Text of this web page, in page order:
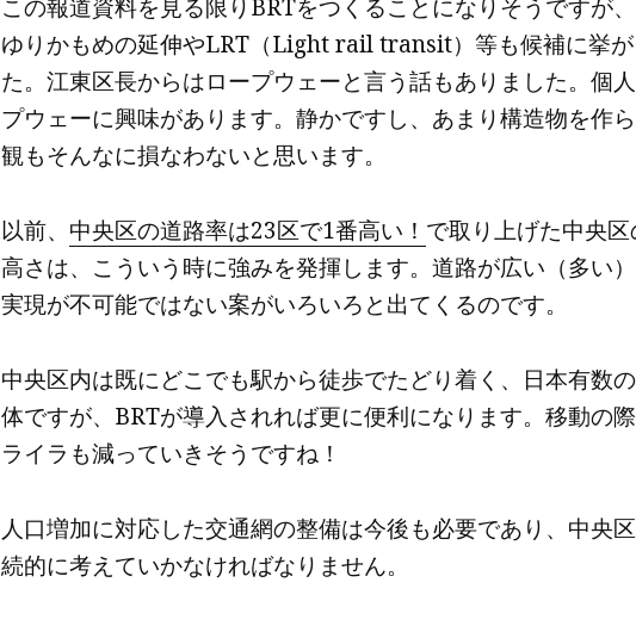
この報道資料を見る限りBRTをつくることになりそうですが、
ゆりかもめの延伸やLRT（Light rail transit）等も候補に挙が
た。江東区長からはロープウェーと言う話もありました。個
プウェーに興味があります。静かですし、あまり構造物を作
観もそんなに損なわないと思います。
以前、 中央区の道路率は23区で1番高い！ で取り上げた中央
高さは、こういう時に強みを発揮します。道路が広い（多い）
実現が不可能ではない案がいろいろと出てくるのです。
中央区内は既にどこでも駅から徒歩でたどり着く、日本有数
体ですが、BRTが導入されれば更に便利になります。移動の
ライラも減っていきそうですね！
人口増加に対応した交通網の整備は今後も必要であり、中央
続的に考えていかなければなりません。